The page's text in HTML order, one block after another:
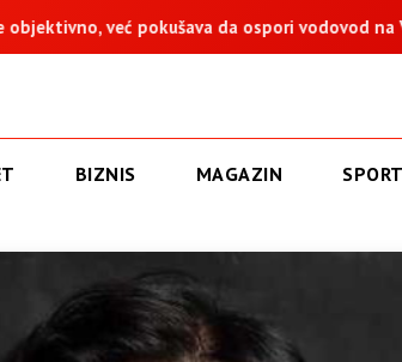
da ospori vodovod na Vučijaku Dodik:
BIZNIS MAGAZIN